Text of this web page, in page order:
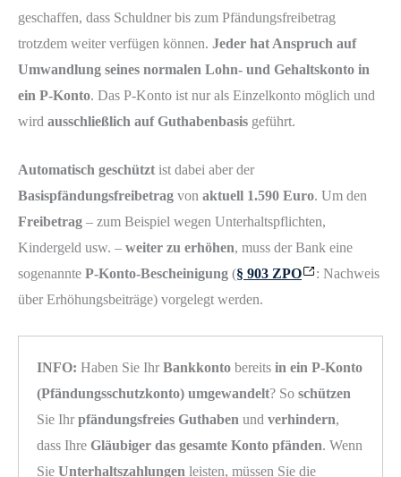
geschaffen, dass Schuldner bis zum Pfändungsfreibetrag
trotzdem weiter verfügen können. Jeder hat Anspruch auf
Umwandlung seines normalen Lohn- und Gehaltskonto in
ein P-Konto. Das P-Konto ist nur als Einzelkonto möglich und
wird ausschließlich auf Guthabenbasis geführt.
Automatisch geschützt ist dabei aber der
Basispfändungsfreibetrag von aktuell 1.590 Euro. Um den
Freibetrag – zum Beispiel wegen Unterhaltspflichten,
Kindergeld usw. – weiter zu erhöhen, muss der Bank eine
sogenannte P-Konto-Bescheinigung (§ 903 ZPO
: Nachweis
über Erhöhungsbeiträge) vorgelegt werden.
INFO: Haben Sie Ihr Bankkonto bereits in ein P-Konto
(Pfändungsschutzkonto) umgewandelt? So schützen
Sie Ihr pfändungsfreies Guthaben und verhindern,
dass Ihre Gläubiger das gesamte Konto pfänden. Wenn
Sie Unterhaltszahlungen leisten, müssen Sie die